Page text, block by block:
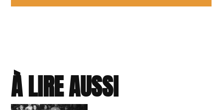
À LIRE AUSSI